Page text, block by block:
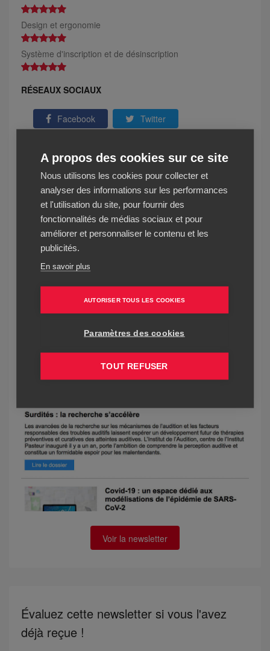
Design et ergonomie
Système d'inscription et de désinscription
RÉSEAUX SOCIAUX
Facebook
Twitter
Linkedin
CAPTURE NEWSLETTER
Voir la newsletter
Évaluez cette newsletter si vous l'avez
déjà reçue !
A propos des cookies sur ce site
Nous utilisons les cookies pour collecter et
analyser des informations sur les performances
et l'utilisation du site, pour fournir des
fonctionnalités de médias sociaux et pour
améliorer et personnaliser le contenu et les
publicités.
En savoir plus
AUTORISER TOUS LES COOKIES
Paramètres des cookies
TOUT REFUSER